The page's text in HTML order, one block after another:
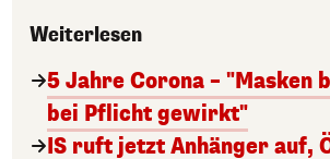
Weiterlesen
5 Jahre Corona – "Masken
bei Pflicht gewirkt"
IS ruft jetzt Anhänger auf,